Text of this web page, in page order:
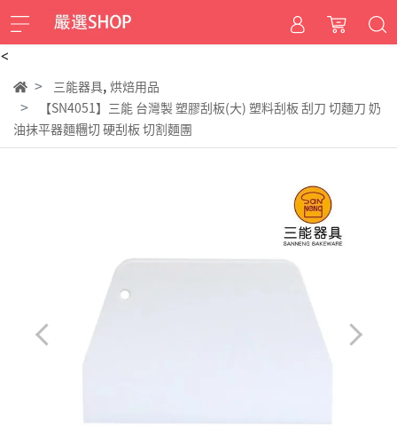
<
三能器具, 烘焙用品
【SN4051】三能 台灣製 塑膠刮板(大) 塑料刮板 刮刀 切麵刀 奶
油抹平器麵糰切 硬刮板 切割麵團